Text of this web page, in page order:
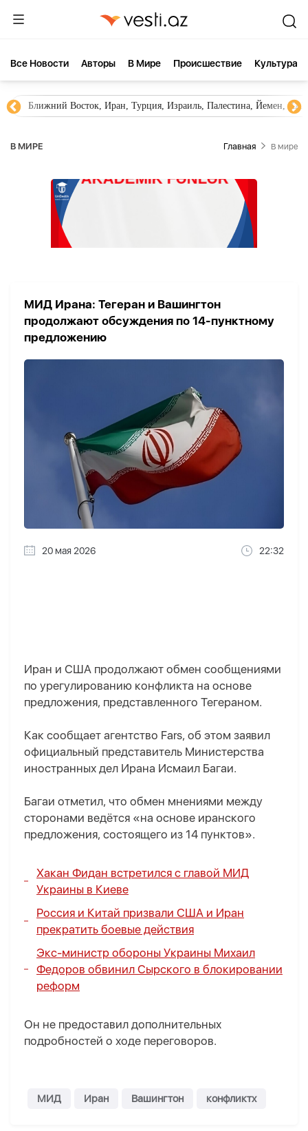
Все Новости Aвторы В Мире Происшествие Культура
Ближний Восток, Иран, Турция, Израиль, Палестина, Йемен,
В МИРЕ Главная В мире
МИД Ирана: Тегеран и Вашингтон
продолжают обсуждения по 14-пунктному
предложению
20 мая 2026 22:32
Иран и США продолжают обмен сообщениями
по урегулированию конфликта на основе
предложения, представленного Тегераном.
Как сообщает агентство Fars, об этом заявил
официальный представитель Министерства
иностранных дел Ирана Исмаил Багаи.
Багаи отметил, что обмен мнениями между
сторонами ведётся «на основе иранского
предложения, состоящего из 14 пунктов».
Хакан Фидан встретился с главой МИД
Украины в Киеве
Россия и Китай призвали США и Иран
прекратить боевые действия
Экс-министр обороны Украины Михаил
Федоров обвинил Сырского в блокировании
реформ
Он не предоставил дополнительных
подробностей о ходе переговоров.
МИД Иран Вашингтон конфликтx